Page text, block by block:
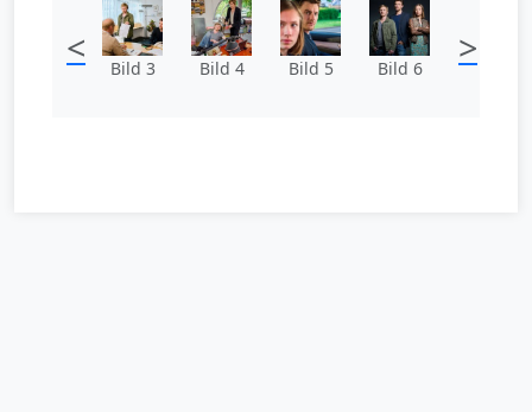
< Bild 3 Bild 4 Bild 5 Bild 6 >